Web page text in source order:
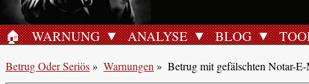
STARTSEITE
🏠︎ WARNUNG ANALYSE BLOG
Betrug Oder Seriös» Warnungen» Betrug mit gefälschten Notar-